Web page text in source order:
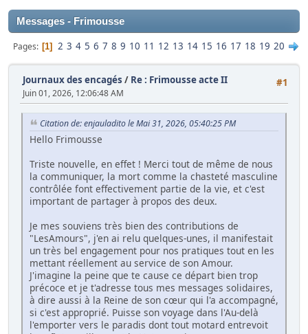
Messages - Frimousse
Pages 1 2 3 4 5 6 7 8 9 10 11 12 13 14 15 16 17 18 19 20
#1
Journaux des encagés / Re : Frimousse acte II
Juin 01, 2026, 12:06:48 AM
Citation de: enjauladito le Mai 31, 2026, 05:40:25 PM
Hello Frimousse
Triste nouvelle, en effet ! Merci tout de même de nous
la communiquer, la mort comme la chasteté masculine
contrôlée font effectivement partie de la vie, et c'est
important de partager à propos des deux.
Je mes souviens très bien des contributions de
"LesAmours", j'en ai relu quelques-unes, il manifestait
un très bel engagement pour nos pratiques tout en les
mettant réellement au service de son Amour.
J'imagine la peine que te cause ce départ bien trop
précoce et je t'adresse tous mes messages solidaires,
à dire aussi à la Reine de son cœur qui l'a accompagné,
si c'est approprié. Puisse son voyage dans l'Au-delà
l'emporter vers le paradis dont tout motard entrevoit